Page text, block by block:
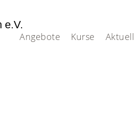
e.V.
Angebote
Kurse Aktuell